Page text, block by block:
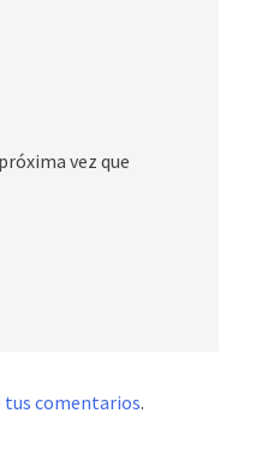
vez que
tus comentarios.